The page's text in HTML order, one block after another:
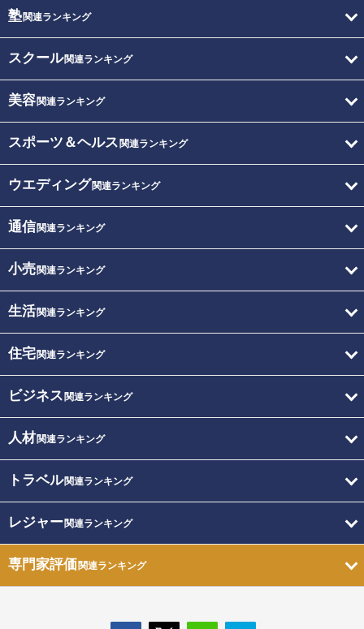
塾関連ランキング
スクール関連ランキング
美容関連ランキング
スポーツ＆ヘルス 関連ランキング
ウエディング関連ランキング
通信関連ランキング
小売関連ランキング
生活関連ランキング
住宅関連ランキング
ビジネス 関連ランキング
人材関連ランキング
トラベル関連ランキング
レジャー関連ランキング
専門家評価関連ランキング